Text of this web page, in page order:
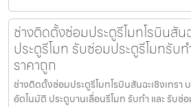
ช่างติดตั้งซ่อมประตูรีโมทโรบินสัน
ประตูรีโมท รับซ่อมประตูรีโมทรับ
ราคาถูก
ช่างติดตั้งซ่อมประตูรีโมทโรบินสันฉะเชิงเทรา
อัตโนมัติ ประตูบานเลื่อนรีโมท รับทำ และ รับซ่